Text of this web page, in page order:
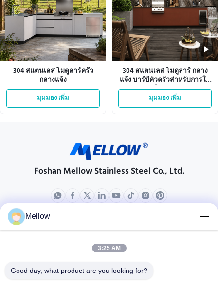
304 สแตนเลส โมดูลาร์ครัว
กลางแจ้ง
มุมมอง เพิ่ม
304 สแตนเลส โมดูลาร์ กลาง
แจ้ง บาร์บีคิวครัวสําหรับการใช้
ในคลับ
มุมมอง เพิ่ม
Foshan Mellow Stainless Steel Co., Ltd.
ผลิตภัณฑ์
โปรไฟล์บริษัท
การควบคุมคุณภาพ
Mellow
3:25 AM
Good day, what product are you looking for?